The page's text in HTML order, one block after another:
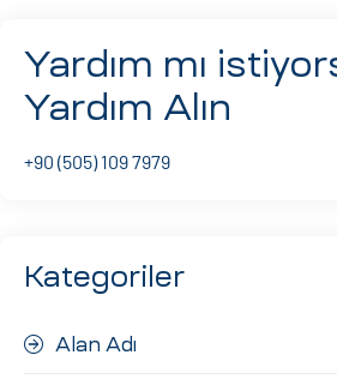
Yardım mı
Yardım Alın
+90 (505) 109 7979
Kategoriler
Alan Adı